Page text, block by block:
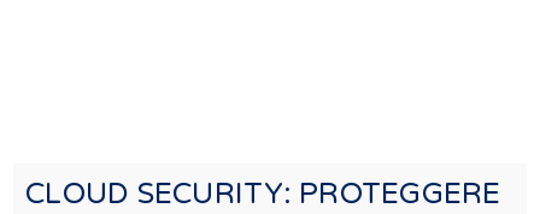
CLOUD SECURITY: PROTEGGERE